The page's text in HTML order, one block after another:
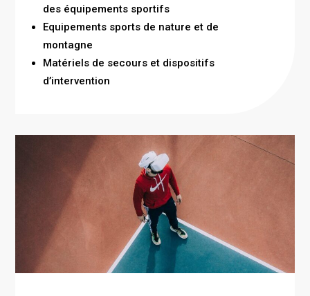
des équipements sportifs
Equipements sports de nature et de
montagne
Matériels de secours et dispositifs
d’intervention